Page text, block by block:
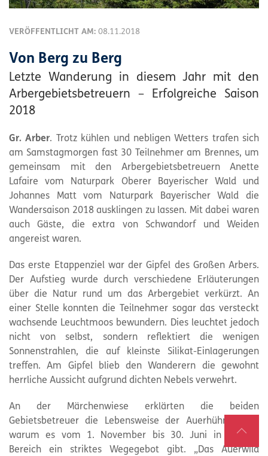
VERÖFFENTLICHT AM: 08.11.2018
Von Berg zu Berg
Letzte Wanderung in diesem Jahr mit den
Arbergebietsbetreuern – Erfolgreiche Saison
2018
Gr. Arber. Trotz kühlen und nebligen Wetters trafen sich
am Samstagmorgen fast 30 Teilnehmer am Brennes, um
gemeinsam mit den Arbergebietsbetreuern Anette
Lafaire vom Naturpark Oberer Bayerischer Wald und
Johannes Matt vom Naturpark Bayerischer Wald die
Wandersaison 2018 ausklingen zu lassen. Mit dabei waren
auch Gäste, die extra von Schwandorf und Weiden
angereist waren.
Das erste Etappenziel war der Gipfel des Großen Arbers.
Der Aufstieg wurde durch verschiedene Erläuterungen
über die Natur rund um das Arbergebiet verkürzt. An
einer Stelle konnten die Teilnehmer sogar das versteckt
wachsende Leuchtmoos bewundern. Dies leuchtet jedoch
nicht von selbst, sondern reflektiert die wenigen
Sonnenstrahlen, die auf kleinste Silikat-Einlagerungen
treffen. Am Gipfel blieb den Wanderern die gewohnt
herrliche Aussicht aufgrund dichten Nebels verwehrt.
An der Märchenwiese erklärten die beiden
Gebietsbetreuer die Lebensweise der Auerhühner und
warum es vom 1. November bis 30. Juni in diesem
Bereich ein striktes Wegegebot gibt. „Das Auerwild